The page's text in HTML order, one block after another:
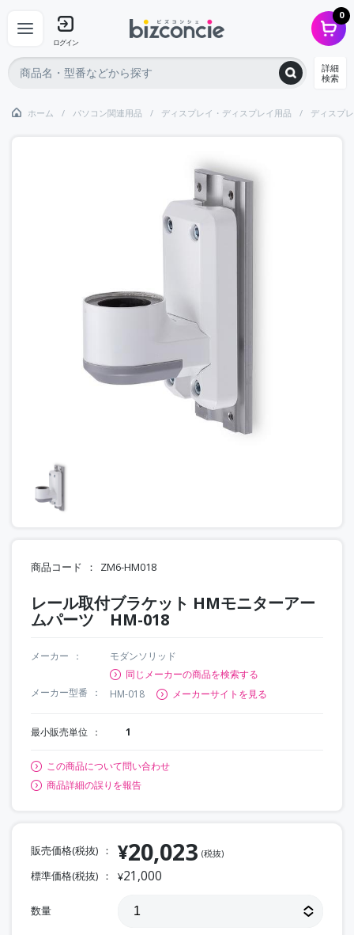
ログイン
0
詳細
検索
ホーム パソコン関連用品 ディスプレイ・ディスプレイ用品 ディスプ
商品コード ZM6-HM018
レール取付ブラケット HMモニターアー
ムパーツ HM-018
メーカー
モダンソリッド
同じメーカーの商品を検索する
メーカー型番
HM-018 メーカーサイトを見る
最小販売単位 1
この商品について問い合わせ
商品詳細の誤りを報告
販売価格(税抜) ¥20,023 (税抜)
標準価格(税抜) ¥21,000
数量